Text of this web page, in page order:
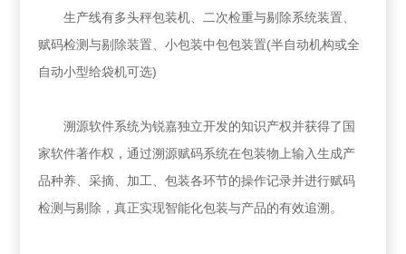
生产线有多头秤包装机、二次检重与剔除系统装置、
赋码检测与剔除装置、小包装中包包装置(半自动机构或全
自动小型给袋机可选)
溯源软件系统为锐嘉独立开发的知识产权并获得了国
家软件著作权，通过溯源赋码系统在包装物上输入生成产
品种养、采摘、加工、包装各环节的操作记录并进行赋码
检测与剔除，真正实现智能化包装与产品的有效追溯。